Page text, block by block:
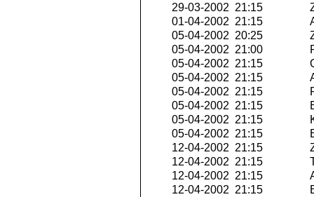
29-03-2002 21:15
01-04-2002 21:15
05-04-2002 20:25
05-04-2002 21:00
05-04-2002 21:15
05-04-2002 21:15
05-04-2002 21:15
05-04-2002 21:15
05-04-2002 21:15
05-04-2002 21:15
12-04-2002 21:15
12-04-2002 21:15
12-04-2002 21:15
12-04-2002 21:15